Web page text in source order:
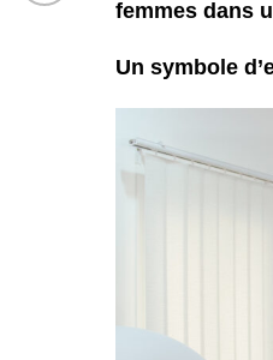
femmes dans
Un symbole